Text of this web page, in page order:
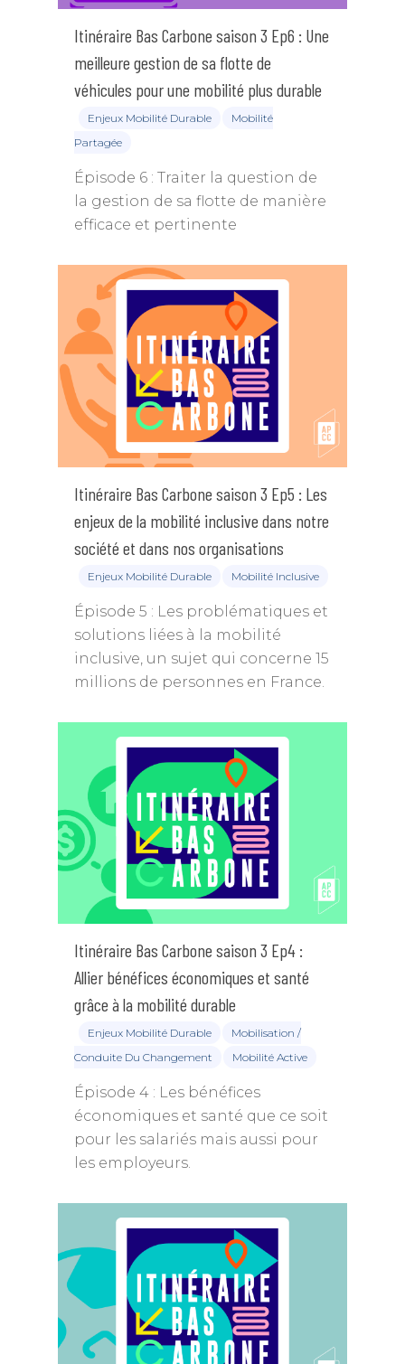
Itinéraire Bas Carbone saison 3 Ep6 : Une
meilleure gestion de sa flotte de
véhicules pour une mobilité plus durable
Enjeux Mobilité Durable
Mobilité
Partagée
Épisode 6 : Traiter la question de
la gestion de sa flotte de manière
efficace et pertinente
Itinéraire Bas Carbone saison 3 Ep5 : Les
enjeux de la mobilité inclusive dans notre
société et dans nos organisations
Enjeux Mobilité Durable Mobilité Inclusive
Épisode 5 : Les problématiques et
solutions liées à la mobilité
inclusive, un sujet qui concerne 15
millions de personnes en France.
Itinéraire Bas Carbone saison 3 Ep4 :
Allier bénéfices économiques et santé
grâce à la mobilité durable
Enjeux Mobilité Durable
Mobilisation /
Conduite Du Changement
Mobilité Active
Épisode 4 : Les bénéfices
économiques et santé que ce soit
pour les salariés mais aussi pour
les employeurs.